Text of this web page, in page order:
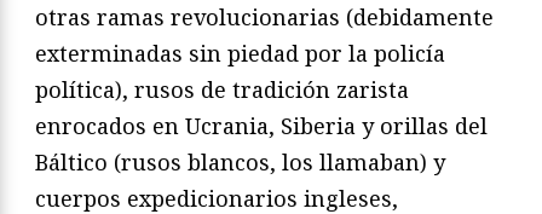
otras ramas revolucionarias (debidamente
exterminadas sin piedad por la policía
política), rusos de tradición zarista
enrocados en Ucrania, Siberia y orillas del
Báltico (rusos blancos, los llamaban) y
cuerpos expedicionarios ingleses,